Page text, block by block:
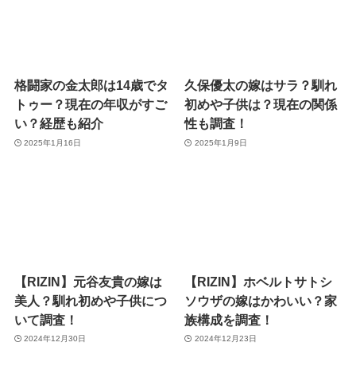
格闘家の金太郎は14歳でタ
トゥー？現在の年収がすご
い？経歴も紹介
2025年1月16日
久保優太の嫁はサラ？馴れ
初めや子供は？現在の関係
性も調査！
2025年1月9日
【RIZIN】元谷友貴の嫁は
美人？馴れ初めや子供につ
いて調査！
2024年12月30日
【RIZIN】ホベルトサトシ
ソウザの嫁はかわいい？家
族構成を調査！
2024年12月23日